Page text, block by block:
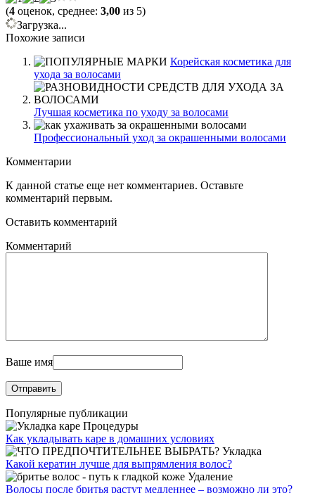
(4 оценок, среднее: 3,00 из 5)
Загрузка...
Похожие записи
Корейская косметика для
ухода за волосами
Лучшая косметика по уходу за волосами
Профессиональный уход за окрашенными волосами
Комментарии
К данной статье еще нет комментариев. Оставьте
комментарий первым.
Оставить комментарий
Комментарий
Ваше имя
Популярные публикации
Процедуры
Как укладывать каре в домашних условиях
Укладка
Какой кератин лучше для выпрямления волос?
Удаление
Волосы после бритья растут медленнее – возможно ли это?